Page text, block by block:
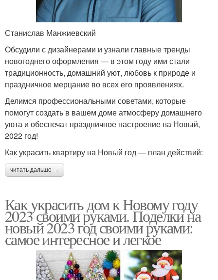
Станислав Манжиевский
Обсудили с дизайнерами и узнали главные тренды
новогоднего оформления — в этом году ими стали
традиционность, домашний уют, любовь к природе и
праздничное мерцание во всех его проявлениях.
Делимся профессиональными советами, которые
помогут создать в вашем доме атмосферу домашнего
уюта и обеспечат праздничное настроение на Новый,
2022 год!
Как украсить квартиру на Новый год — план действий:
читать дальше →
Как украсить дом к Новому году
2023 своими руками. Поделки на
новый 2023 год своими руками:
самое интересное и легкое